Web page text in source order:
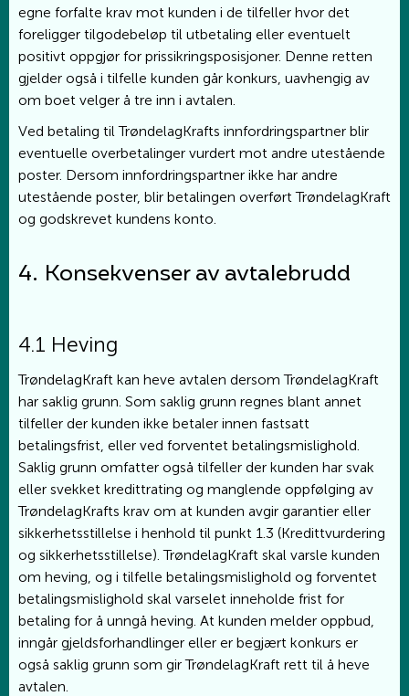
egne forfalte krav mot kunden i de tilfeller hvor det
foreligger tilgodebeløp til utbetaling eller eventuelt
positivt oppgjør for prissikringsposisjoner. Denne retten
gjelder også i tilfelle kunden går konkurs, uavhengig av
om boet velger å tre inn i avtalen.
Ved betaling til TrøndelagKrafts innfordringspartner blir
eventuelle overbetalinger vurdert mot andre utestående
poster. Dersom innfordringspartner ikke har andre
utestående poster, blir betalingen overført TrøndelagKraft
og godskrevet kundens konto.
4. Konsekvenser av avtalebrudd
4.1 Heving
TrøndelagKraft kan heve avtalen dersom TrøndelagKraft
har saklig grunn. Som saklig grunn regnes blant annet
tilfeller der kunden ikke betaler innen fastsatt
betalingsfrist, eller ved forventet betalingsmislighold.
Saklig grunn omfatter også tilfeller der kunden har svak
eller svekket kredittrating og manglende oppfølging av
TrøndelagKrafts krav om at kunden avgir garantier eller
sikkerhetsstillelse i henhold til punkt 1.3 (Kredittvurdering
og sikkerhetsstillelse). TrøndelagKraft skal varsle kunden
om heving, og i tilfelle betalingsmislighold og forventet
betalingsmislighold skal varselet inneholde frist for
betaling for å unngå heving. At kunden melder oppbud,
inngår gjeldsforhandlinger eller er begjært konkurs er
også saklig grunn som gir TrøndelagKraft rett til å heve
avtalen.